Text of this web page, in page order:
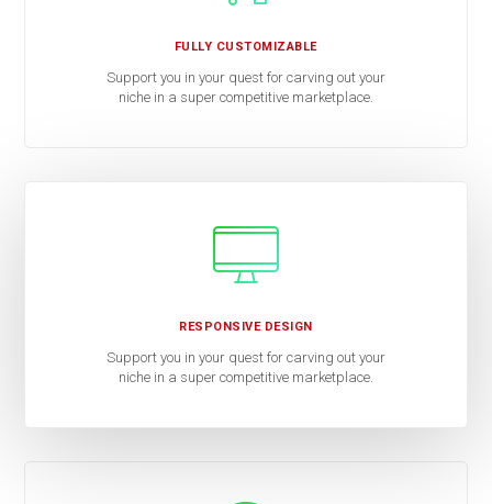
FULLY CUSTOMIZABLE
Support you in your quest for carving out your
niche in a super competitive marketplace.
RESPONSIVE DESIGN
Support you in your quest for carving out your
niche in a super competitive marketplace.